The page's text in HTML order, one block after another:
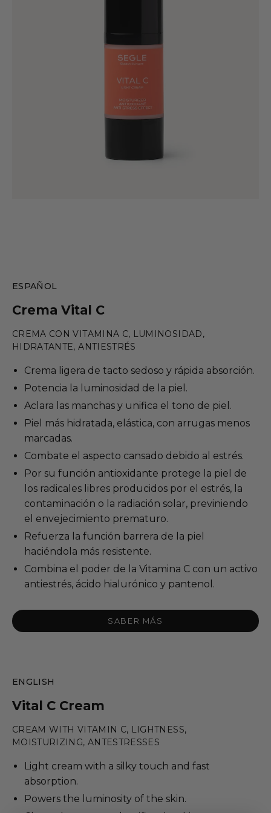
ESPAÑOL
Crema Vital C
CREMA CON VITAMINA C, LUMINOSIDAD,
HIDRATANTE, ANTIESTRÉS
Crema ligera de tacto sedoso y rápida absorción.
Potencia la luminosidad de la piel.
Aclara las manchas y unifica el tono de piel.
Piel más hidratada, elástica, con arrugas menos
marcadas.
Combate el aspecto cansado debido al estrés.
Por su función antioxidante protege la piel de
los radicales libres producidos por el estrés, la
contaminación o la radiación solar, previniendo
el envejecimiento prematuro.
Refuerza la función barrera de la piel
haciéndola más resistente.
Combina el poder de la Vitamina C con un activo
antiestrés, ácido hialurónico y pantenol.
SABER MÁS
ENGLISH
Vital C Cream
CREAM WITH VITAMIN C, LIGHTNESS,
MOISTURIZING, ANTESTRESSES
Light cream with a silky touch and fast
absorption.
Powers the luminosity of the skin.